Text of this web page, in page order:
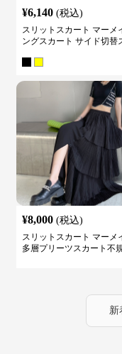
¥6,140 (税込)
スリットスカート マーメ
ングスカート サイド切替
¥8,000 (税込)
スリットスカート マーメ
多層プリーツスカート不
新